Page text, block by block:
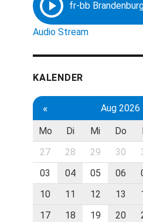
Audio Stream
KALENDER
« Aug 2026
Mo Di Mi Do
27
28 29 30
03
04 05 06
10
11 12 13
17
18 19 20